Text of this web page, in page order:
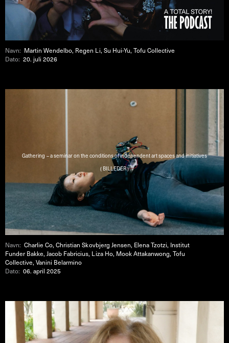
Navn: Martin Wendelbo, Regen Li, Su Hui-Yu, Tofu Collective
Dato:20. juli 2026
Gathering – a seminar on the conditions of independent art spaces and initiatives
( BILLEDER )
Navn:Charlie Co, Christian Skovbjerg Jensen, Elena Tzotzi, Institut
Funder Bakke, Jacob Fabricius, Liza Ho, Mook Attakanwong, Tofu
Collective, Vanini Belarmino
Dato:06. april 2025